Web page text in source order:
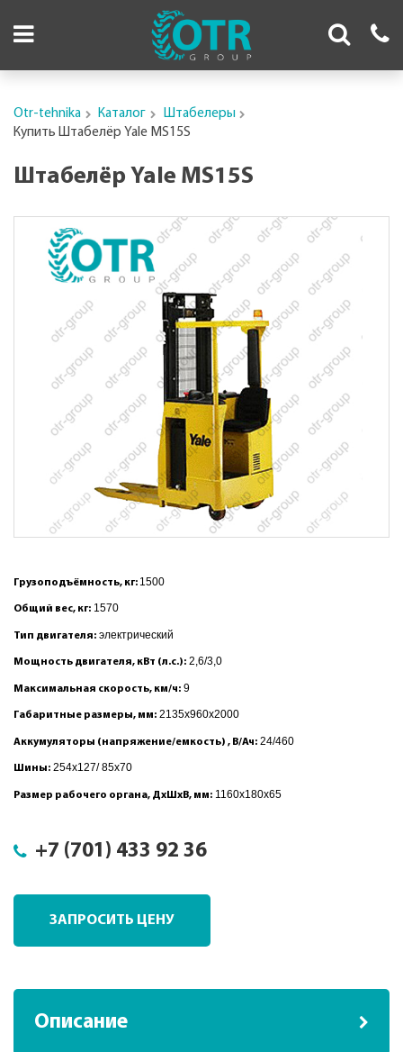
Otr-tehnika Каталог
Штабелеры
Купить Штабелёр Yale MS15S
Штабелёр Yale MS15S
Грузоподъёмность, кг: 1500
Общий вес, кг: 1570
Тип двигателя: электрический
Мощность двигателя, кВт (л.с.): 2,6/3,0
Максимальная скорость, км/ч: 9
Габаритные размеры, мм: 2135x960x2000
Аккумуляторы (напряжение/емкость) , В/Ач: 24/460
Шины: 254x127/ 85x70
Размер рабочего органа, ДхШхВ, мм: 1160x180x65
+7 (701) 433 92 36
ЗАПРОСИТЬ ЦЕНУ
Описание